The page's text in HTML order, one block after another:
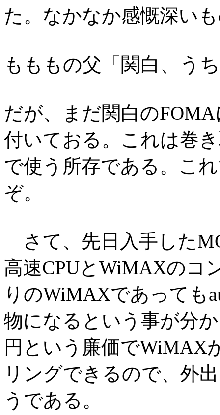
た。なかなか感慨深い
もももの父「 関白、う
だが、まだ関白の
付いておる。これは巻
で使う所存である。こ
ぞ。
さて、先日入手した
高速CPUとWiMAXのコ
りのWiMAXであっても
物になるという事が分
円という廉価でWiMAX
リングできるので、外
うである。